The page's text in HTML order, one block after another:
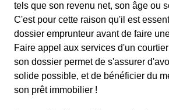
tels que son revenu net, son âge ou
C'est pour cette raison qu'il est
dossier emprunteur avant de faire
Faire appel aux services d'un
son dossier permet de s'assurer
solide possible, et de bénéficier du
son prêt immobilier !